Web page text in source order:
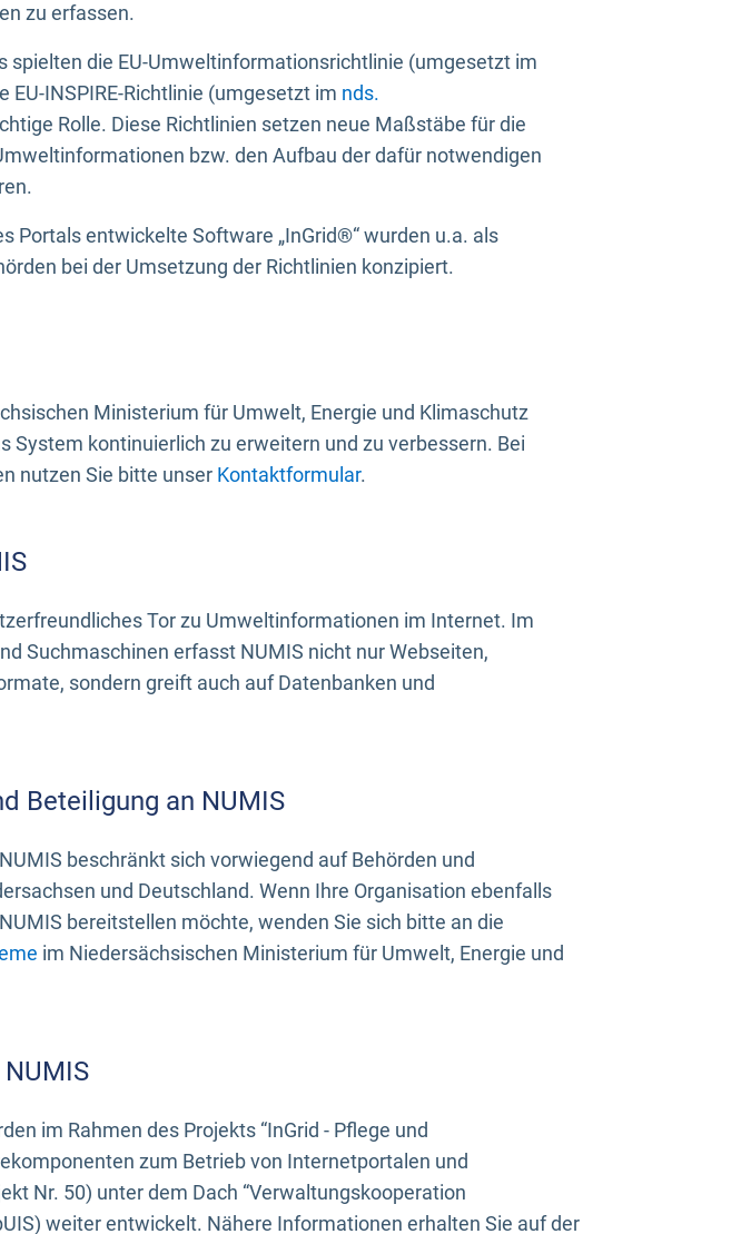
zu erfassen.
spielten die EU-Umweltinformationsrichtlinie (umgesetzt im
EU-INSPIRE-Richtlinie (umgesetzt im nds.
Rolle. Diese Richtlinien setzen neue Maßstäbe für die
bzw. den Aufbau der dafür notwendigen
Portals entwickelte Software „InGrid®“ wurden u.a. als
bei der Umsetzung der Richtlinien konzipiert.
Ministerium für Umwelt, Energie und Klimaschutz
System kontinuierlich zu erweitern und zu verbessern. Bei
nutzen Sie bitte unser Kontaktformular.
Tor zu Umweltinformationen im Internet. Im
Suchmaschinen erfasst NUMIS nicht nur Webseiten,
sondern greift auch auf Datenbanken und
Beteiligung an NUMIS
beschränkt sich vorwiegend auf Behörden und
und Deutschland. Wenn Ihre Organisation ebenfalls
bereitstellen möchte, wenden Sie sich bitte an die
im Niedersächsischen Ministerium für Umwelt, Energie und
im Rahmen des Projekts “InGrid - Pflege und
zum Betrieb von Internetportalen und
Nr. 50) unter dem Dach “Verwaltungskooperation
weiter entwickelt. Nähere Informationen erhalten Sie auf der